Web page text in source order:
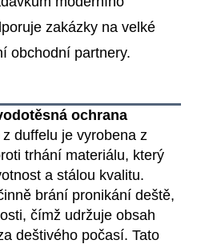
zakázky na velké
obchodní partnery.
ochrana
duffelu je vyrobena z
trhání materiálu, který
a stálou kvalitu.
brání pronikání deště,
čímž udržuje obsah
deštivého počasí. Tato